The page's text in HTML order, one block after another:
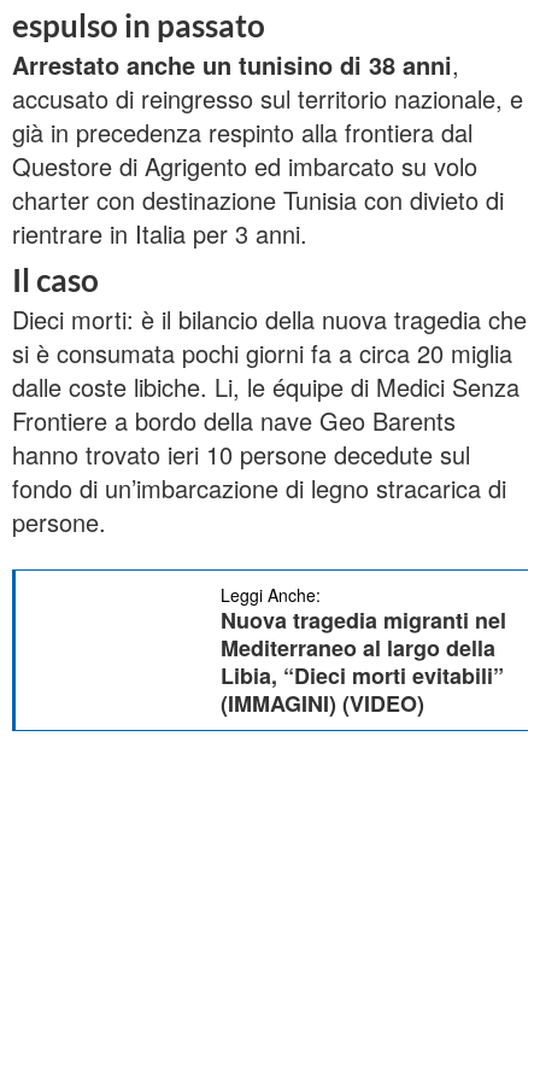
espulso in passato
Arrestato anche un tunisino di 38 anni,
accusato di reingresso sul territorio nazionale, e
già in precedenza respinto alla frontiera dal
Questore di Agrigento ed imbarcato su volo
charter con destinazione Tunisia con divieto di
rientrare in Italia per 3 anni.
Il caso
Dieci morti: è il bilancio della nuova tragedia che
si è consumata pochi giorni fa a circa 20 miglia
dalle coste libiche. Li, le équipe di Medici Senza
Frontiere a bordo della nave Geo Barents
hanno trovato ieri 10 persone decedute sul
fondo di un’imbarcazione di legno stracarica di
persone.
Leggi Anche:
Nuova tragedia migranti nel
Mediterraneo al largo della
Libia, “Dieci morti evitabili”
(IMMAGINI) (VIDEO)